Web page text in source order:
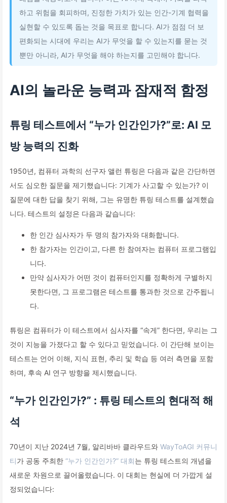
하고 위험을 회피하며, 진정한 가치가 있는 인간-기계 협력을
실현할 수 있도록 돕는 것을 목표로 합니다. AI가 점점 더 보
편화되는 시대에 우리는 AI가 무엇을 할 수 있는지를 묻는 것
뿐만 아니라, AI가 무엇을 해야 하는지를 고민해야 합니다.
AI의 놀라운 능력과 잠재적 함정
튜링 테스트에서 “누가 인간인가?”로: AI 모
방 능력의 진화
1950년, 컴퓨터 과학의 선구자 앨런 튜링은 다음과 같은 간단하면
서도 심오한 질문을 제기했습니다: 기계가 사고할 수 있는가? 이
질문에 대한 답을 찾기 위해, 그는 유명한 튜링 테스트를 설계했습
니다. 테스트의 설정은 다음과 같습니다:
한 인간 심사자가 두 명의 참가자와 대화합니다.
한 참가자는 인간이고, 다른 한 참여자는 컴퓨터 프로그램입
니다.
만약 심사자가 어떤 것이 컴퓨터인지를 정확하게 구별하지
못한다면, 그 프로그램은 테스트를 통과한 것으로 간주됩니
다.
튜링은 컴퓨터가 이 테스트에서 심사자를 “속게” 한다면, 우리는 그
것이 지능을 가졌다고 할 수 있다고 믿었습니다. 이 간단해 보이는
테스트는 언어 이해, 지식 표현, 추리 및 학습 등 여러 측면을 포함
하며, 후속 AI 연구 방향을 제시했습니다.
“누가 인간인가?” : 튜링 테스트의 현대적 해
석
70년이 지난 2024년 7월, 알리바바 클라우드와 WayToAGI 커뮤니
티가 공동 주최한 “누가 인간인가?” 대회는 튜링 테스트의 개념을
새로운 차원으로 끌어올렸습니다. 이 대회는 현실에 더 가깝게 설
정되었습니다: